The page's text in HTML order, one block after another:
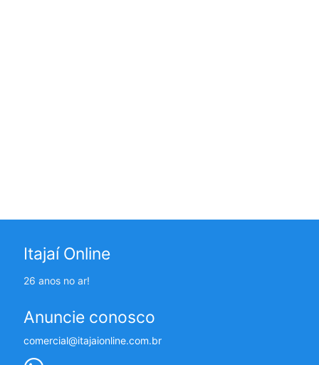
Itajaí Online
26 anos no ar!
Anuncie conosco
comercial@itajaionline.com.br